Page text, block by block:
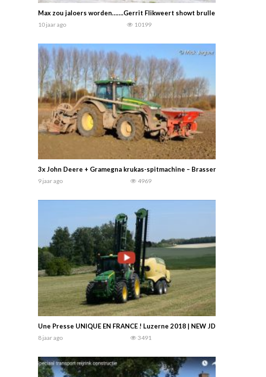
Max zou jaloers worden…….Gerrit Flikweert showt brullend monster
10 jaar ago 10199
3x John Deere + Gramegna krukas-spitmachine – Brasser & vd Sluis —
9 jaar ago 4969
Une Presse UNIQUE EN FRANCE ! Luzerne 2018 | NEW JD 8370R &
8 jaar ago 3491